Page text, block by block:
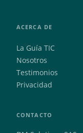
ACERCA DE
La Guía TIC
Nosotros
Testimonios
Privacidad
CONTACTO